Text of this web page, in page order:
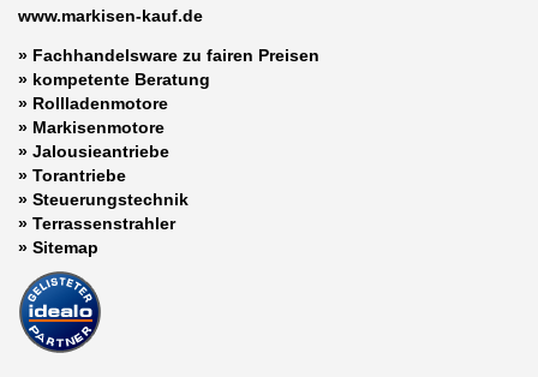
www.markisen-kauf.de
» Fachhandelsware zu fairen Preisen
» kompetente Beratung
» Rollladenmotore
» Markisenmotore
» Jalousieantriebe
» Torantriebe
» Steuerungstechnik
» Terrassenstrahler
» Sitemap